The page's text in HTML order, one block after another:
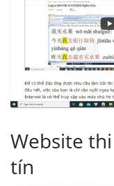
Website
tín